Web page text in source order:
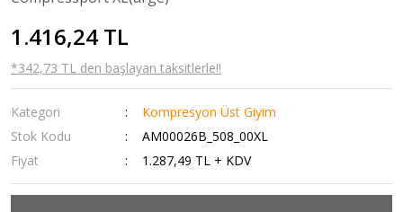
1.416,24 TL
*342,73 TL den başlayan taksitlerle!!
Kategori
Kompresyon Üst Giyim
Stok Kodu
AM00026B_508_00XL
Fiyat
1.287,49 TL + KDV